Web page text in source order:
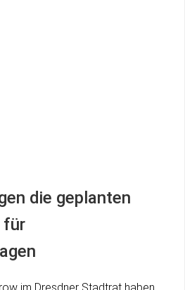
die geplanten
für
im Dresdner Stadtrat haben